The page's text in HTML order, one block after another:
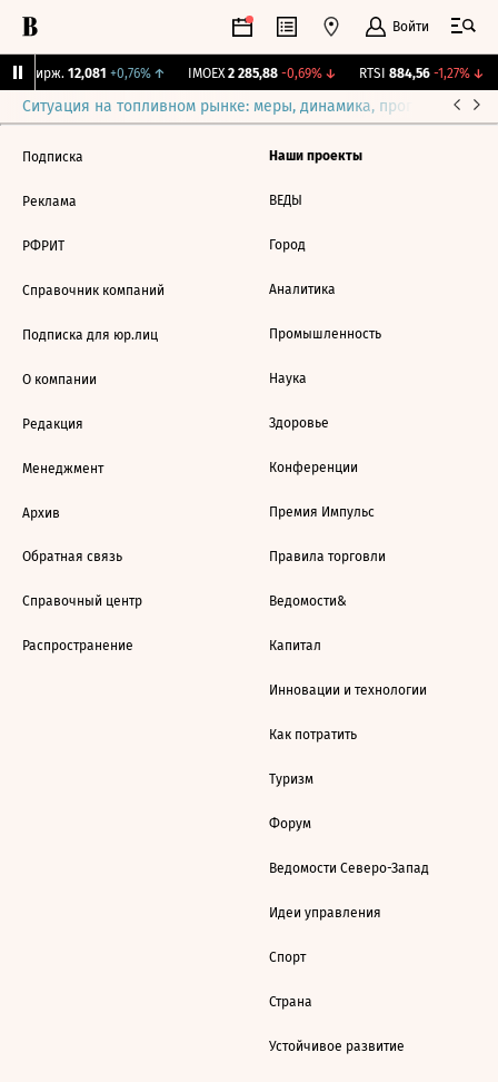
Войти
Бирж. 12,081 +0,76%↑ IMOEX 2 285,88 -0,69%↓ RTSI 884,56 -1,27%↓
Ситуация на топливном рынке: меры, динамика, прогнозы
Подписка
Реклама
РФРИТ
Справочник компаний
Подписка для юр.лиц
О компании
Редакция
Менеджмент
Архив
Обратная связь
Справочный центр
Распространение
Наши проекты
ВЕДЫ
Город
Аналитика
Промышленность
Наука
Здоровье
Конференции
Премия Импульс
Правила торговли
Ведомости&
Капитал
Инновации и технологии
Как потратить
Туризм
Форум
Ведомости Северо-Запад
Идеи управления
Спорт
Страна
Устойчивое развитие